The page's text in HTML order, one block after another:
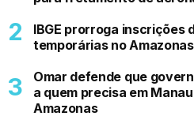
IBGE prorroga inscrições
temporárias no Amazonas
Omar defende que
a quem precisa em
Amazonas